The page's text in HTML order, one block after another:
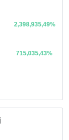
2,398,935,49%
715,035,43%